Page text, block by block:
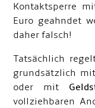
Kontaktsperre
Euro geahndet
daher falsch!
Tatsächlich
grundsätzlich mit
oder mit
vollziehbaren